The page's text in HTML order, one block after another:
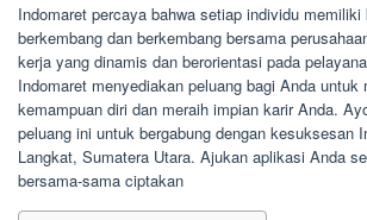
Indomaret percaya bahwa setiap individu
berkembang dan berkembang bersama
kerja yang dinamis dan berorientasi pada
Indomaret menyediakan peluang bagi Anda untuk
kemampuan diri dan meraih impian karir Anda.
peluang ini untuk bergabung dengan kesuksesan
Langkat, Sumatera Utara. Ajukan aplikasi Anda
bersama-sama ciptakan